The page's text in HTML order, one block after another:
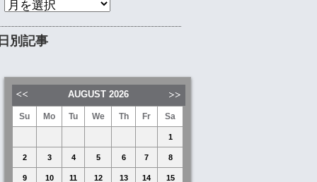
日別記事
AUGUST 2026
Su Mo Tu We Th Fr Sa
1
2 3 4 5 6 7 8
9 10 11 12 13 14 15